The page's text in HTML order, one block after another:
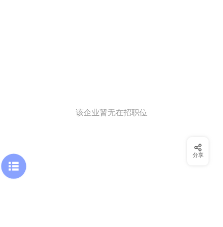
该企业暂无在招职位
分享